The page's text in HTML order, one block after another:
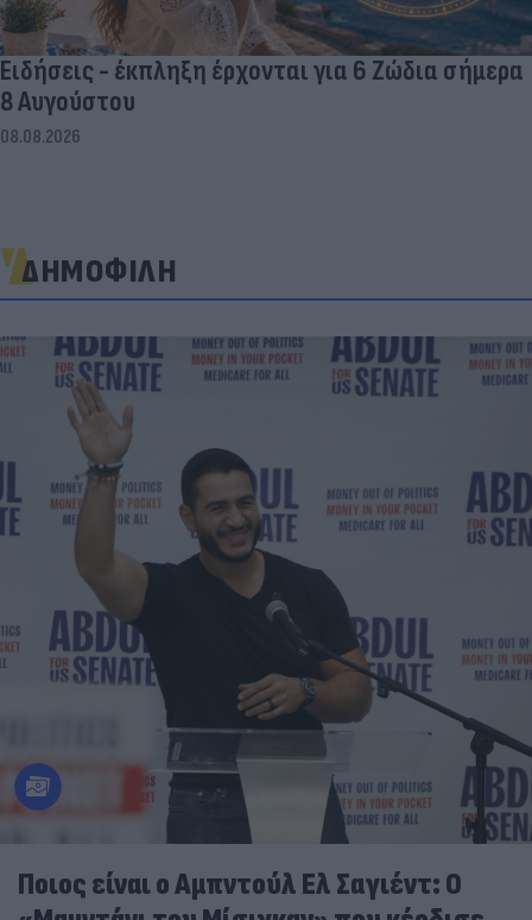
Ειδήσεις - έκπληξη έρχονται για 6 Ζώδια σήμερα
8 Αυγούστου
08.08.2026
ΔΗΜΟΦΙΛΗ
Ποιος είναι ο Αμπντούλ Ελ Σαγιέντ: Ο